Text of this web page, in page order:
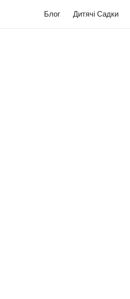
Блог Дитячі Садки